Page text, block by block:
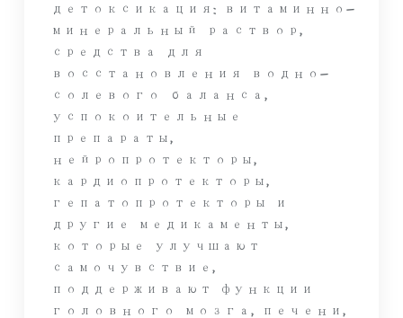
детоксикация: витаминно-
минеральный раствор,
средства для
восстановления водно-
солевого баланса,
успокоительные
препараты,
нейропротекторы,
кардиопротекторы,
гепатопротекторы и
другие медикаменты,
которые улучшают
самочувствие,
поддерживают функции
головного мозга, печени,